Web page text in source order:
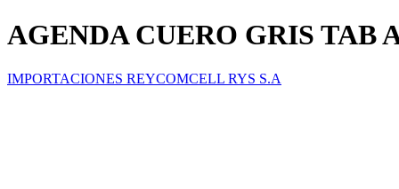
AGENDA CUERO GRIS TAB
IMPORTACIONES REYCOMCELL RYS S.A